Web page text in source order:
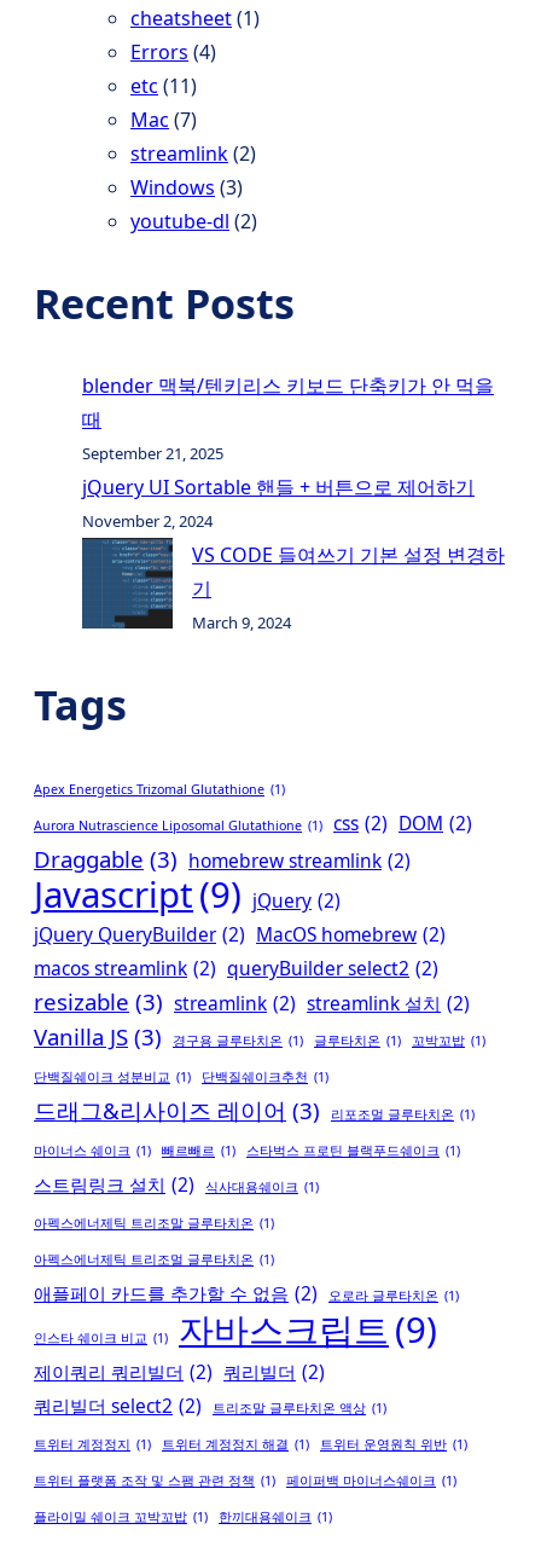
cheatsheet(1)
Errors (4)
etc (11)
Mac (7)
streamlink(2)
Windows (3)
youtube-dl (2)
Recent Posts
blender 맥북/텐키리스 키보드 단축키가 안 먹을
때
September 21, 2025
jQuery UI Sortable 핸들 + 버튼으로 제어하기
November 2, 2024
VS CODE 들여쓰기 기본 설정 변경하
기
March 9, 2024
Tags
Apex Energetics Trizomal Glutathione (1)
Aurora Nutrascience Liposomal Glutathione (1) css (2) DOM (2)
Draggable (3) homebrew streamlink (2)
Javascript(9) jQuery (2)
jQuery QueryBuilder (2) MacOS homebrew (2)
macos streamlink (2) queryBuilder select2 (2)
resizable (3) streamlink (2) streamlink 설치 (2)
Vanilla JS (3) 경구용 글루타치온 (1) 글루타치온 (1) 꼬박꼬밥 (1)
단백질쉐이크 성분비교 (1) 단백질쉐이크추천 (1)
드래그&리사이즈 레이어 (3) 리포조멀 글루타치온 (1)
마이너스 쉐이크 (1) 빼르빼르 (1) 스타벅스 프로틴 블랙푸드쉐이크 (1)
스트림링크 설치 (2) 식사대용쉐이크 (1)
아펙스에너제틱 트리조말 글루타치온 (1)
아펙스에너제틱 트리조멀 글루타치온 (1)
애플페이 카드를 추가할 수 없음 (2) 오로라 글루타치온 (1)
인스타 쉐이크 비교 (1) 자바스크립트 (9)
제이쿼리 쿼리빌더 (2) 쿼리빌더 (2)
쿼리빌더 select2 (2) 트리조말 글루타치온 액상 (1)
트위터 계정정지 (1) 트위터 계정정지 해결 (1) 트위터 운영원칙 위반 (1)
트위터 플랫폼 조작 및 스팸 관련 정책 (1) 페이퍼백 마이너스쉐이크 (1)
플라이밀 쉐이크 꼬박꼬밥 (1) 한끼대용쉐이크 (1)